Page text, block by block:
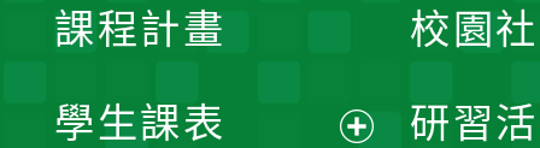
課程計畫
學生課表
校園
研習